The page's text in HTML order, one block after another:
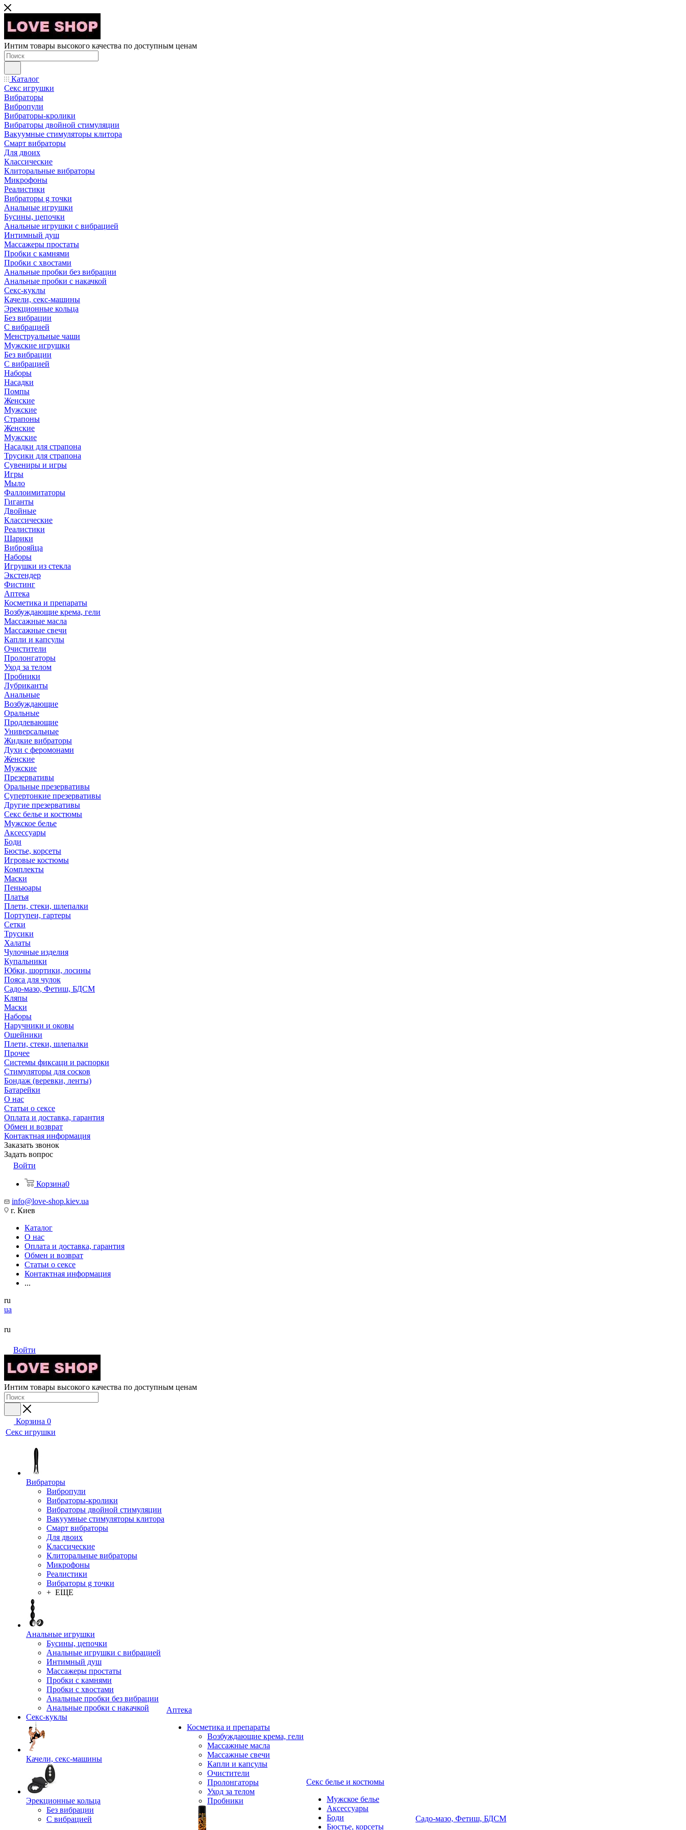
Интим товары высокого качества по доступным ценам
Каталог
Секс игрушки
Вибраторы
Вибропули
Вибраторы-кролики
Вибраторы двойной стимуляции
Вакуумные стимуляторы клитора
Смарт вибраторы
Для двоих
Классические
Клиторальные вибраторы
Микрофоны
Реалистики
Вибраторы g точки
Анальные игрушки
Бусины, цепочки
Анальные игрушки с вибрацией
Интимный душ
Массажеры простаты
Пробки с камнями
Пробки с хвостами
Анальные пробки без вибрации
Анальные пробки с накачкой
Секс-куклы
Качели, секс-машины
Эрекционные кольца
Без вибрации
С вибрацией
Менструальные чаши
Мужские игрушки
Без вибрации
С вибрацией
Наборы
Насадки
Помпы
Женские
Мужские
Страпоны
Женские
Мужские
Насадки для страпона
Трусики для страпона
Сувениры и игры
Игры
Мыло
Фаллоимитаторы
Гиганты
Двойные
Классические
Реалистики
Шарики
Виброяйца
Наборы
Игрушки из стекла
Экстендер
Фистинг
Аптека
Косметика и препараты
Возбуждающие крема, гели
Массажные масла
Массажные свечи
Капли и капсулы
Очистители
Пролонгаторы
Уход за телом
Пробники
Лубриканты
Анальные
Возбуждающие
Оральные
Продлевающие
Универсальные
Жидкие вибраторы
Духи с феромонами
Женские
Мужские
Презервативы
Оральные презервативы
Супертонкие презервативы
Другие презервативы
Секс белье и костюмы
Мужское белье
Аксессуары
Боди
Бюстье, корсеты
Игровые костюмы
Комплекты
Маски
Пеньюары
Платья
Плети, стеки, шлепалки
Портупеи, гартеры
Сетки
Трусики
Халаты
Чулочные изделия
Купальники
Юбки, шортики, лосины
Пояса для чулок
Садо-мазо, Фетиш, БДСМ
Кляпы
Маски
Наборы
Наручники и оковы
Ошейники
Плети, стеки, шлепалки
Прочее
Системы фиксаци и распорки
Стимуляторы для сосков
Бондаж (веревки, ленты)
Батарейки
О нас
Статьи о сексе
Оплата и доставка, гарантия
Обмен и возврат
Контактная информация
Заказать звонок
Задать вопрос
Войти
Корзина0
info@love-shop.kiev.ua
г. Киев
Каталог
О нас
Оплата и доставка, гарантия
Обмен и возврат
Статьи о сексе
Контактная информация
...
ru
ua
ru
Войти
Интим товары высокого качества по доступным ценам
Корзина 0
Секс игрушки
Вибраторы
Вибропули
Вибраторы-кролики
Вибраторы двойной стимуляции
Вакуумные стимуляторы клитора
Смарт вибраторы
Для двоих
Классические
Клиторальные вибраторы
Микрофоны
Реалистики
Вибраторы g точки
+ ЕЩЕ
Анальные игрушки
Бусины, цепочки
Анальные игрушки с вибрацией
Интимный душ
Массажеры простаты
Пробки с камнями
Пробки с хвостами
Анальные пробки без вибрации
Анальные пробки с накачкой
Секс-куклы
Качели, секс-машины
Эрекционные кольца
Без вибрации
С вибрацией
Аптека
Косметика и препараты
Возбуждающие крема, гели
Массажные масла
Массажные свечи
Капли и капсулы
Очистители
Пролонгаторы
Уход за телом
Пробники
Секс белье и костюмы
Мужское белье
Аксессуары
Боди
Бюстье, корсеты
Садо-мазо, Фетиш, БДСМ